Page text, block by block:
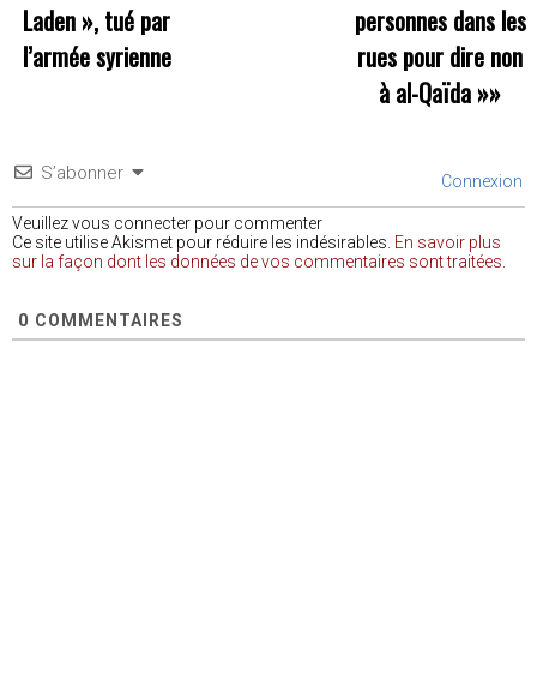
Laden », tué par
l’armée syrienne
personnes dans les
rues pour dire non
à al-Qaïda »»
S’abonner Connexion
Veuillez vous connecter pour commenter
Ce site utilise Akismet pour réduire les indésirables. En savoir plus
sur la façon dont les données de vos commentaires sont traitées
0 COMMENTAIRES